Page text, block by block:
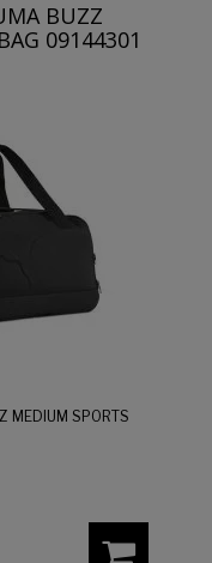
BUZZ
09144301
MEDIUM SPORTS